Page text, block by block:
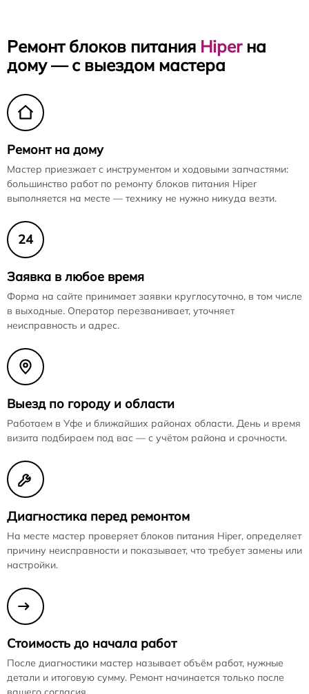
Ремонт блоков питания Hiperна
дому — с выездом мастера
Ремонт на дому
Мастер приезжает с инструментом и ходовыми запчастями:
большинство работ по ремонту блоков питания Hiper
выполняется на месте — технику не нужно никуда везти.
24
Заявка в любое время
Форма на сайте принимает заявки круглосуточно, в том числе
в выходные. Оператор перезванивает, уточняет
неисправность и адрес.
Выезд по городу и области
Работаем в Уфе и ближайших районах области. День и время
визита подбираем под вас — с учётом района и срочности.
Диагностика перед ремонтом
На месте мастер проверяет блоков питания Hiper, определяет
причину неисправности и показывает, что требует замены или
настройки.
Стоимость до начала работ
После диагностики мастер называет объём работ, нужные
детали и итоговую сумму. Ремонт начинается только после